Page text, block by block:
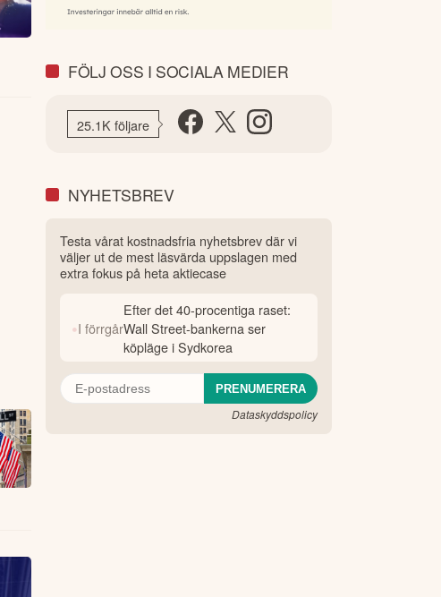
FÖLJ OSS I SOCIALA MEDIER
25.1K följare
NYHETSBREV
Testa vårat kostnadsfria nyhetsbrev där vi
väljer ut de mest läsvärda uppslagen med
extra fokus på heta aktiecase
•I förrgår
Efter det 40-procentiga raset:
Wall Street-bankerna ser
köpläge i Sydkorea
Dataskyddspolicy